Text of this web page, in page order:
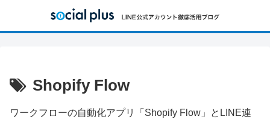
Shopify Flow
ワークフローの自動化アプリ「Shopify Flow」とLINE連